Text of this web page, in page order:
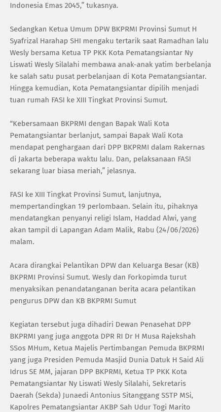
Indonesia Emas 2045,” tukasnya.
Sedangkan Ketua Umum DPW BKPRMI Provinsi Sumut H
Syafrizal Harahap SHI mengaku tertarik saat Ramadhan lalu
Wesly bersama Ketua TP PKK Kota Pematangsiantar Ny
Liswati Wesly Silalahi membawa anak-anak yatim berbelanja
ke salah satu pusat perbelanjaan di Kota Pematangsiantar.
Hingga kemudian, Kota Pematangsiantar dipilih menjadi
tuan rumah FASI ke XIII Tingkat Provinsi Sumut.
“Kebersamaan BKPRMI dengan Bapak Wali Kota
Pematangsiantar berlanjut, sampai Bapak Wali Kota
mendapat penghargaan dari DPP BKPRMI dalam Rakernas
di Jakarta beberapa waktu lalu. Dan, pelaksanaan FASI
sekarang luar biasa meriah,” jelasnya.
FASI ke XIII Tingkat Provinsi Sumut, lanjutnya,
mempertandingkan 19 perlombaan. Selain itu, pihaknya
mendatangkan penyanyi religi Islam, Haddad Alwi, yang
akan tampil di Lapangan Adam Malik, Rabu (24/06/2026)
malam.
Acara dirangkai Pelantikan DPW dan Keluarga Besar (KB)
BKPRMI Provinsi Sumut. Wesly dan Forkopimda turut
menyaksikan penandatanganan berita acara pelantikan
pengurus DPW dan KB BKPRMI Sumut
Kegiatan tersebut juga dihadiri Dewan Penasehat DPP
BKPRMI yang juga anggota DPR RI Dr H Musa Rajekshah
SSos MHum, Ketua Majelis Pertimbangan Pemuda BKPRMI
yang juga Presiden Pemuda Masjid Dunia Datuk H Said Ali
Idrus SE MM, jajaran DPP BKPRMI, Ketua TP PKK Kota
Pematangsiantar Ny Liswati Wesly Silalahi, Sekretaris
Daerah (Sekda) Junaedi Antonius Sitanggang SSTP MSi,
Kapolres Pematangsiantar AKBP Sah Udur Togi Marito